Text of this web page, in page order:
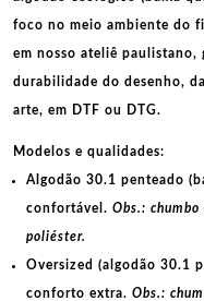
foco no meio ambiente do
em nosso ateliê paulistano,
durabilidade do desenho,
arte, em DTF ou DTG.
Modelos e qualidades:
Algodão 30.1 penteado
confortável. Obs.:
poliéster.
Oversized (algodão 30.1
conforto extra. Obs.: